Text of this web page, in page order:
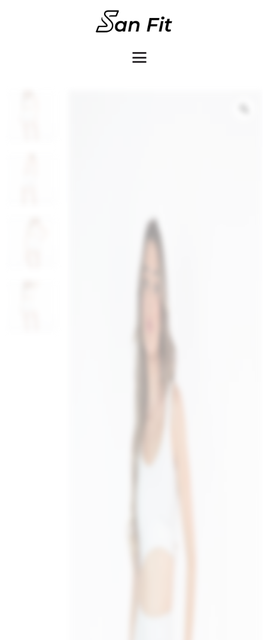
COMO COMPRAR